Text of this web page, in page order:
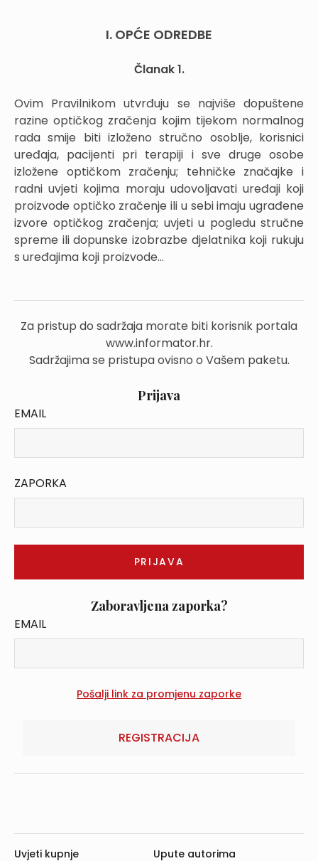
I. OPĆE ODREDBE
Članak 1.
Ovim Pravilnikom utvrđuju se najviše dopuštene
razine optičkog zračenja kojim tijekom normalnog
rada smije biti izloženo stručno osoblje, korisnici
uređaja, pacijenti pri terapiji i sve druge osobe
izložene optičkom zračenju; tehničke značajke i
radni uvjeti kojima moraju udovoljavati uređaji koji
proizvode optičko zračenje ili u sebi imaju ugrađene
izvore optičkog zračenja; uvjeti u pogledu stručne
spreme ili dopunske izobrazbe djelatnika koji rukuju
s uređajima koji proizvode...
Za pristup do sadržaja morate biti korisnik portala
www.informator.hr.
Sadržajima se pristupa ovisno o Vašem paketu.
Prijava
EMAIL
ZAPORKA
Zaboravljena zaporka?
EMAIL
REGISTRACIJA
Uvjeti kupnje Upute autorima